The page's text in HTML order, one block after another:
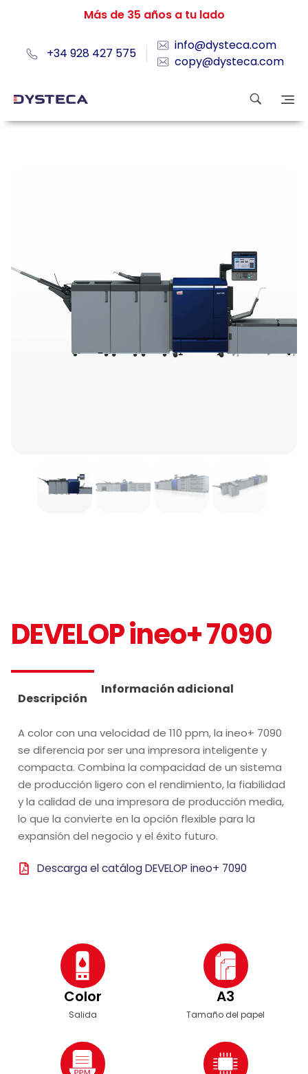
Más de 35 años a tu lado
+34 928 427 575
info@dysteca.com
copy@dysteca.com
DEVELOP ineo+ 7090
Descripción
Información adicional
A color con una velocidad de 110 ppm, la ineo+ 7090
se diferencia por ser una impresora inteligente y
compacta. Combina la compacidad de un sistema
de producción ligero con el rendimiento, la fiabilidad
y la calidad de una impresora de producción media,
lo que la convierte en la opción flexible para la
expansión del negocio y el éxito futuro.
Descarga el catálog DEVELOP ineo+ 7090
Color
Salida
A3
Tamaño del papel